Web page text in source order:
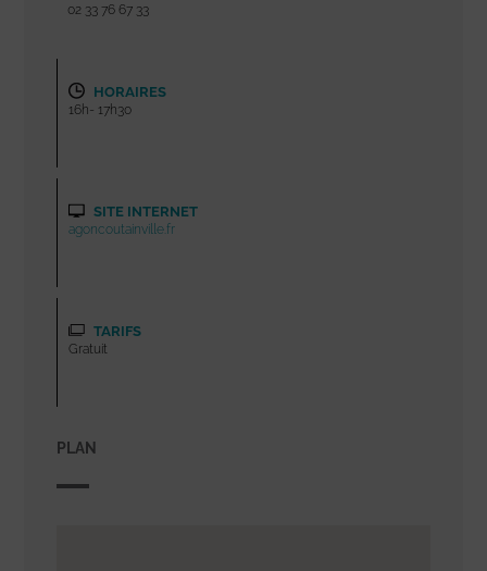
02 33 76 67 33
HORAIRES
16h- 17h30
SITE INTERNET
agoncoutainville.fr
TARIFS
Gratuit
PLAN